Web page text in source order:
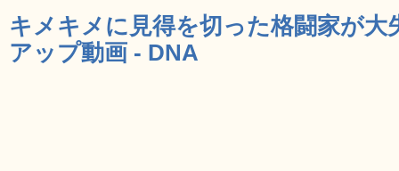
キメキメに見得を切った格闘家が
アップ動画 - DNA